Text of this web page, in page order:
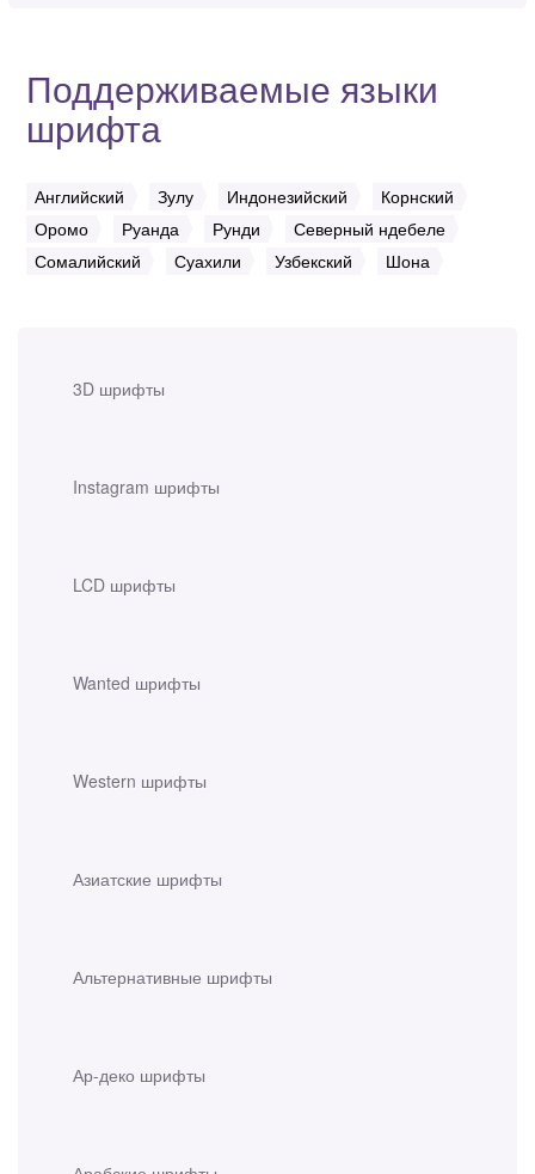
3D шрифты
Instagram шрифты
LCD шрифты
Wanted шрифты
Western шрифты
Азиатские шрифты
Альтернативные шрифты
Ар-деко шрифты
Поддерживаемые языки
шрифта
Английский Зулу Индонезийский
Корнский
Оромо
Руанда Рунди
Северный ндебеле
Сомалийский
Суахили Узбекский Шона